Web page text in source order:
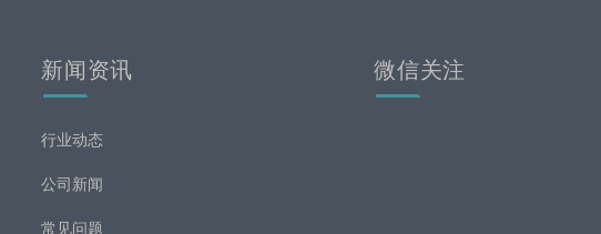
新闻资讯
行业动态
公司新闻
常见问题
微信关注